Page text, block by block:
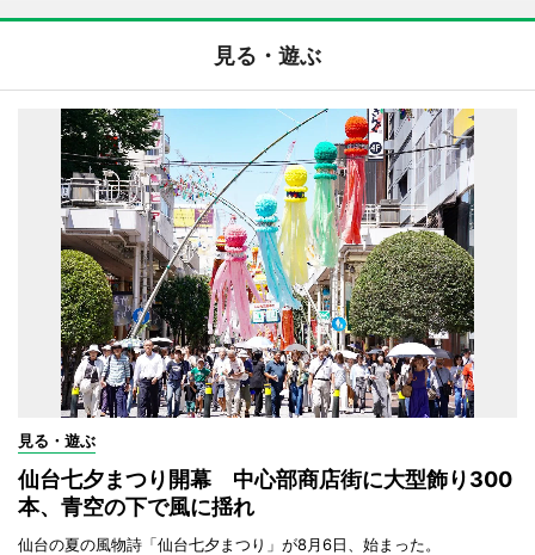
見る・遊ぶ
見る・遊ぶ
仙台七夕まつり開幕 中心部商店街に大型飾り300
本、青空の下で風に揺れ
仙台の夏の風物詩「仙台七夕まつり」が8月6日、始まった。